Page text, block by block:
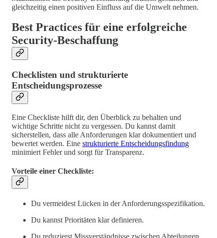
gleichzeitig einen positiven Einfluss auf die Umwelt nehmen.
Best Practices für eine erfolgreiche
Security-Beschaffung
Checklisten und strukturierte
Entscheidungsprozesse
Eine Checkliste hilft dir, den Überblick zu behalten und
wichtige Schritte nicht zu vergessen. Du kannst damit
sicherstellen, dass alle Anforderungen klar dokumentiert und
bewertet werden. Eine strukturierte Entscheidungsfindung
minimiert Fehler und sorgt für Transparenz.
Vorteile einer Checkliste:
Du vermeidest Lücken in der Anforderungsspezifikation.
Du kannst Prioritäten klar definieren.
Du reduzierst Missverständnisse zwischen Abteilungen.